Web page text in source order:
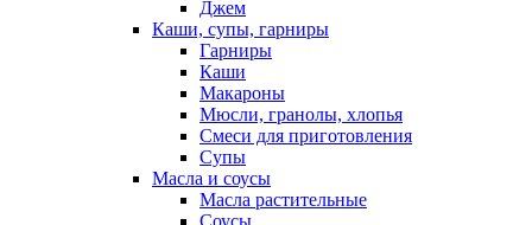
Джем
Каши, супы, гарниры
Гарниры
Каши
Макароны
Мюсли, гранолы, хлопья
Смеси для приготовления
Супы
Масла и соусы
Масла растительные
Соусы